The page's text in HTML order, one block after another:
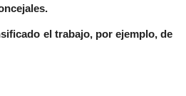
el trabajo, por ejemplo, de